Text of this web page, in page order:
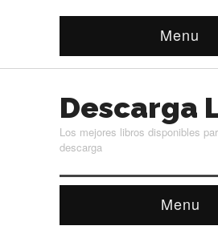
Menu
Descarga
Los mejores libros disponibles
descarga
Menu